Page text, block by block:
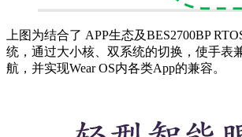
上图为结合了 APP生态及BES2700BP
统，通过大小核、双系统的切换，使手表
航，并实现Wear OS内各类App的兼容。